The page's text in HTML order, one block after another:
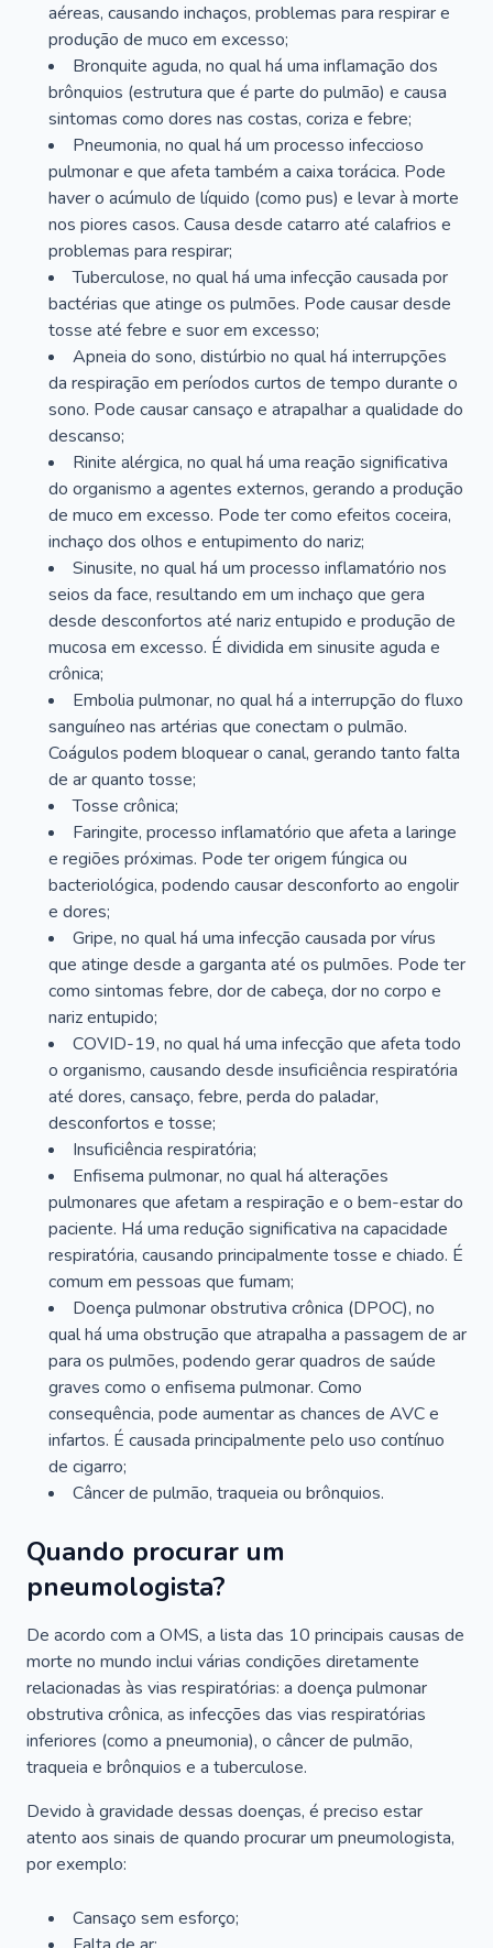
aéreas, causando inchaços, problemas para respirar e
produção de muco em excesso;
Bronquite aguda, no qual há uma inflamação dos
brônquios (estrutura que é parte do pulmão) e causa
sintomas como dores nas costas, coriza e febre;
Pneumonia, no qual há um processo infeccioso
pulmonar e que afeta também a caixa torácica. Pode
haver o acúmulo de líquido (como pus) e levar à morte
nos piores casos. Causa desde catarro até calafrios e
problemas para respirar;
Tuberculose, no qual há uma infecção causada por
bactérias que atinge os pulmões. Pode causar desde
tosse até febre e suor em excesso;
Apneia do sono, distúrbio no qual há interrupções
da respiração em períodos curtos de tempo durante o
sono. Pode causar cansaço e atrapalhar a qualidade do
descanso;
Rinite alérgica, no qual há uma reação significativa
do organismo a agentes externos, gerando a produção
de muco em excesso. Pode ter como efeitos coceira,
inchaço dos olhos e entupimento do nariz;
Sinusite, no qual há um processo inflamatório nos
seios da face, resultando em um inchaço que gera
desde desconfortos até nariz entupido e produção de
mucosa em excesso. É dividida em sinusite aguda e
crônica;
Embolia pulmonar, no qual há a interrupção do fluxo
sanguíneo nas artérias que conectam o pulmão.
Coágulos podem bloquear o canal, gerando tanto falta
de ar quanto tosse;
Tosse crônica;
Faringite, processo inflamatório que afeta a laringe
e regiões próximas. Pode ter origem fúngica ou
bacteriológica, podendo causar desconforto ao engolir
e dores;
Gripe, no qual há uma infecção causada por vírus
que atinge desde a garganta até os pulmões. Pode ter
como sintomas febre, dor de cabeça, dor no corpo e
nariz entupido;
COVID-19, no qual há uma infecção que afeta todo
o organismo, causando desde insuficiência respiratória
até dores, cansaço, febre, perda do paladar,
desconfortos e tosse;
Insuficiência respiratória;
Enfisema pulmonar, no qual há alterações
pulmonares que afetam a respiração e o bem-estar do
paciente. Há uma redução significativa na capacidade
respiratória, causando principalmente tosse e chiado. É
comum em pessoas que fumam;
Doença pulmonar obstrutiva crônica (DPOC), no
qual há uma obstrução que atrapalha a passagem de ar
para os pulmões, podendo gerar quadros de saúde
graves como o enfisema pulmonar. Como
consequência, pode aumentar as chances de AVC e
infartos. É causada principalmente pelo uso contínuo
de cigarro;
Câncer de pulmão, traqueia ou brônquios.
Quando procurar um
pneumologista?
De acordo com a OMS, a lista das 10 principais causas de
morte no mundo inclui várias condições diretamente
relacionadas às vias respiratórias: a doença pulmonar
obstrutiva crônica, as infecções das vias respiratórias
inferiores (como a pneumonia), o câncer de pulmão,
traqueia e brônquios e a tuberculose.
Devido à gravidade dessas doenças, é preciso estar
atento aos sinais de quando procurar um pneumologista,
por exemplo:
Cansaço sem esforço;